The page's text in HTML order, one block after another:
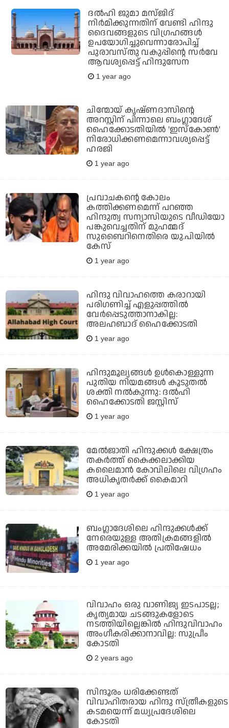
ദല്‍ഹി ജുമാ മസ്ജിദ്
നിര്‍മിക്കുന്നതിന് വേണ്ടി ഹിന്ദു
ദൈവങ്ങളുടെ വിഗ്രഹങ്ങള്‍
ഉപയോഗിച്ചുവെന്നാരോപിച്ച്
പുരാവസ്തു വകുപ്പിന്റെ സര്‍വേ
ആവശ്യപ്പെട്ട് ഹിന്ദുസേന
1 year ago
ചിന്മോയ് കൃഷ്ണദാസിന്റെ
അറസ്റ്റിന് പിന്നാലെ ബംഗ്ലാദേശ്
ഹൈക്കോടതിയില്‍ 'ഇസ്‌കോണ്‍'
നിരോധിക്കണമെന്നാവശ്യപ്പെട്ട്
ഹരജി
1 year ago
പ്രവാചകന്റെ കോലം
കത്തിക്കണമെന്ന് പറഞ്ഞ
ഹിന്ദുത്വ സന്യാസിയുടെ വീഡിയോ
പങ്കുവെച്ചതിന് മുഹമ്മദ്
സുബൈറിനെതിരെ യു.പിയില്‍
കേസ്
1 year ago
ഹിന്ദു വിവാഹത്തെ കരാറായി
പരിഗണിച്ച് എളുപ്പത്തില്‍
വേര്‍പ്പെടുത്താനാകില്ല:
അലഹബാദ് ഹൈക്കോടതി
1 year ago
ഹിന്ദുമൂല്യങ്ങള്‍ ഉള്‍കൊള്ളുന്ന
പുതിയ നിയമങ്ങള്‍ കൂടുതല്‍
ശക്തി നല്‍കുന്നു: ദല്‍ഹി
ഹൈക്കോടതി ജസ്റ്റിസ്
1 year ago
മേല്‍ജാതി ഹിന്ദുക്കള്‍ ക്ഷേത്രം
തകര്‍ത്ത് കൈക്കലാക്കിയ
കലൈമാന്‍ കോവിലിലെ വിഗ്രഹം
അധികൃതര്‍ക്ക് കൈമാറി
1 year ago
ബംഗ്ലാദേശിലെ ഹിന്ദുക്കള്‍ക്ക്
നേരെയുള്ള അതിക്രമങ്ങളില്‍
അമേരിക്കയില്‍ പ്രതിഷേധം
1 year ago
വിവാഹം ഒരു വാണിജ്യ ഇടപാടല്ല;
കൃത്യമായ ചടങ്ങുകളോടെ
നടത്തിയില്ലെങ്കില്‍ ഹിന്ദുവിവാഹം
അംഗീകരിക്കാനാവില്ല: സുപ്രീം
കോടതി
2 years ago
സിന്ദൂരം ധരിക്കേണ്ടത്
വിവാഹിതരായ ഹിന്ദു സ്ത്രീകളുടെ
കടമയെന്ന് മധ്യപ്രദേശിലെ
കോടതി